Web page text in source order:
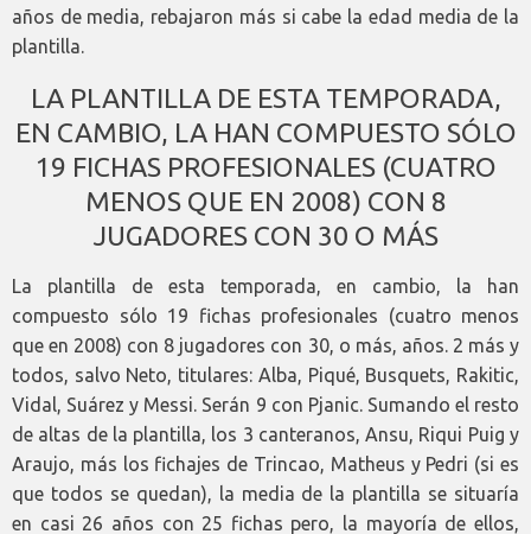
años de media, rebajaron más si cabe la edad media de la
plantilla.
LA PLANTILLA DE ESTA TEMPORADA,
EN CAMBIO, LA HAN COMPUESTO SÓLO
19 FICHAS PROFESIONALES (CUATRO
MENOS QUE EN 2008) CON 8
JUGADORES CON 30 O MÁS
La plantilla de esta temporada, en cambio, la han
compuesto sólo 19 fichas profesionales (cuatro menos
que en 2008) con 8 jugadores con 30, o más, años. 2 más y
todos, salvo Neto, titulares: Alba, Piqué, Busquets, Rakitic,
Vidal, Suárez y Messi. Serán 9 con Pjanic. Sumando el resto
de altas de la plantilla, los 3 canteranos, Ansu, Riqui Puig y
Araujo, más los fichajes de Trincao, Matheus y Pedri (si es
que todos se quedan), la media de la plantilla se situaría
en casi 26 años con 25 fichas pero, la mayoría de ellos,